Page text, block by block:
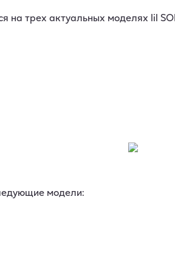
на трех актуальных моделях lil
модели: